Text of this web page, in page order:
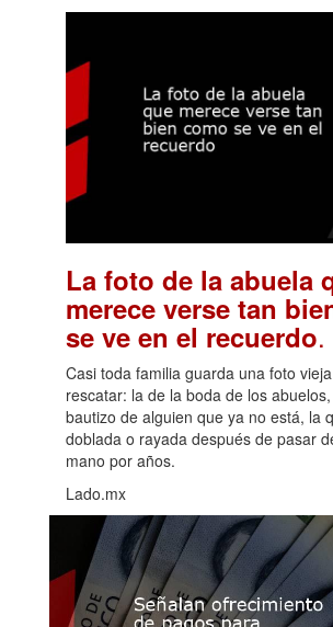
La foto de la abuela
merece verse tan
se ve en el recuerdo.
Casi toda familia guarda una foto
rescatar: la de la boda de los
bautizo de alguien que ya no está, la
doblada o rayada después de pasar
mano por años.
Lado.mx